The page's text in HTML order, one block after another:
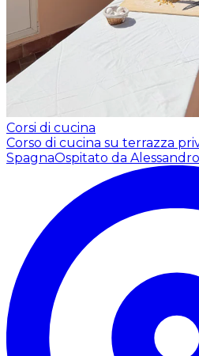
Corsi di cucina
Corso di cucina su terrazza
SpagnaOspitato da Alessandro